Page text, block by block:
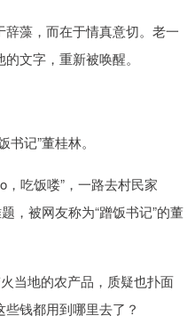
藻，而在于情真意切。老一
文字，重新被唤醒。
记”董桂林。
，吃饭喽”，一路去村民家
，被网友称为“蹭饭书记”的董
当地的农产品，质疑也扑面
钱都用到哪里去了？